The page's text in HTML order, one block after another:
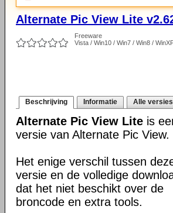
Alternate Pic View Lite
Freeware
Vista / Win10 / Win7 / Win8 /
Beschrijving Informatie Alle versies
Alternate Pic View Lite is
versie van Alternate Pic View.
Het enige verschil tussen
versie en de volledige
dat het niet beschikt over de
broncode en extra tools.